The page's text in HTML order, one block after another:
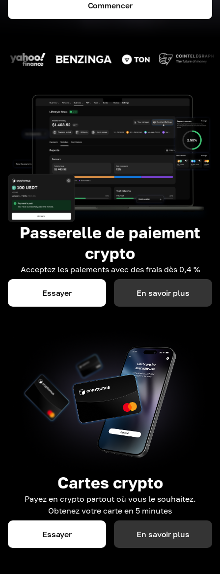
Commencer
Passerelle de paiement
crypto
Acceptez les paiements avec des frais dès 0,4 %
Essayer En savoir plus
Cartes crypto
Payez en crypto partout où vous le souhaitez.
Obtenez votre carte en 5 minutes
Essayer En savoir plus